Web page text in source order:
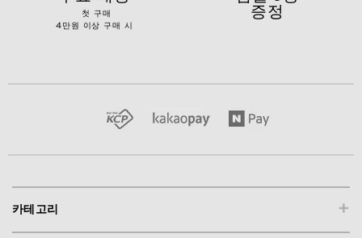
첫 구매
4만원 이상 구매 시
증정
+
카테고리